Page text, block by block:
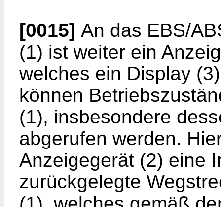
[0015] An das EBS/
(1) ist weiter ein
welches ein Display
können
(1), insbesondere
abgerufen werden.
Anzeigegerät (2) eine
zurückgelegte